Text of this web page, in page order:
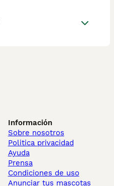
Información
Sobre nosotros
Politica privacidad
Ayuda
Prensa
Condiciones de uso
Anunciar tus mascotas